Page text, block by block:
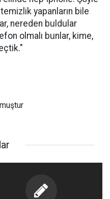
yapanların bile
nereden buldular
olmalı bunlar, kime,